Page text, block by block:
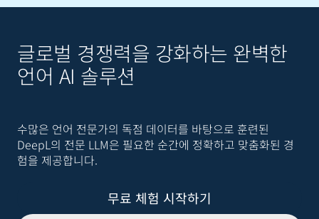
글로벌 경쟁력을 강화하는 완벽한
언어 AI 솔루션
수많은 언어 전문가의 독점 데이터를 바탕으로 훈련된
DeepL의 전문 LLM은 필요한 순간에 정확하고 맞춤화된 경
험을 제공합니다.
무료 체험 시작하기